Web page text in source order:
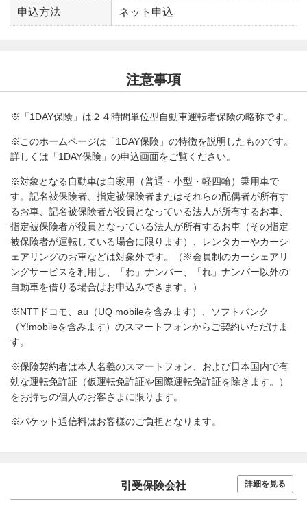
申込方法 ネット申込
注意事項
※「1DAY保険」は２４時間単位型自動車運転者保険の略称です。
※このホームページは「1DAY保険」の特徴を説明したものです。
詳しくは「1DAY保険」の申込画面をご覧ください。
※対象となる自動車は自家用（普通・小型・軽四輪）乗用車で
す。記名被保険者、指定被保険者またはそれらの配偶者が所有す
るお車、記名被保険者が役員となっている法人が所有するお車、
指定被保険者が役員となっている法人が所有するお車（その指定
被保険者が運転している場合に限ります）、レンタカーやカーシ
ェアリングのお車などは対象外です。（※会員制のカーシェアリ
ングサービスを利用し、「わ」ナンバー、「れ」ナンバー以外の
自動車を借りる場合はお申込みできます。）
※NTTドコモ、au（UQ mobileを含みます）、ソフトバンク
（Y!mobileを含みます）のスマートフォンからご契約いただけま
す。
※保険契約者は本人名義のスマートフォン、および日本国内で有
効な運転免許証（仮運転免許証や国際運転免許証を除きます。）
をお持ちの個人のお客さまに限ります。
※パケット通信料はお客様のご負担となります。
引受保険会社 詳細を見る